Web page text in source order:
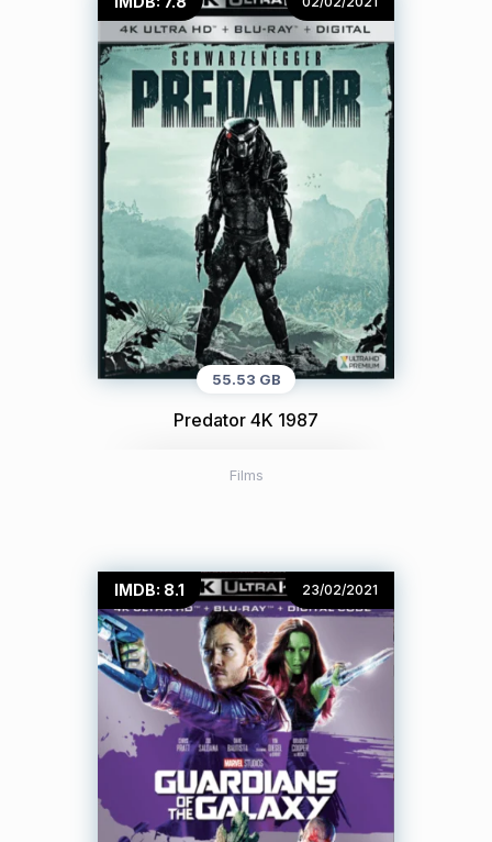
55.53 GB
Predator 4K 1987
Films
IMDB: 8.1 23/02/2021